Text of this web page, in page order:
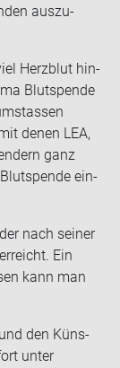
aus­zu­
Herz­blut hin­
Blut­spen­de
denen LEA,
ganz
Blut­spen­de ein­
nach sei­ner
Ein
kann man
den Küns­
unter